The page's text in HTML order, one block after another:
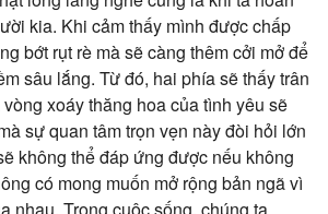
kia. Khi cảm thấy mình được chấp
bớt rụt rè mà sẽ càng thêm cởi mở để
sâu lắng. Từ đó, hai phía sẽ thấy trân
xoáy thăng hoa của tình yêu sẽ
sự quan tâm trọn vẹn này đòi hỏi lớn
không thể đáp ứng được nếu không
có mong muốn mở rộng bản ngã vì
nhau. Trong cuộc sống, chúng ta